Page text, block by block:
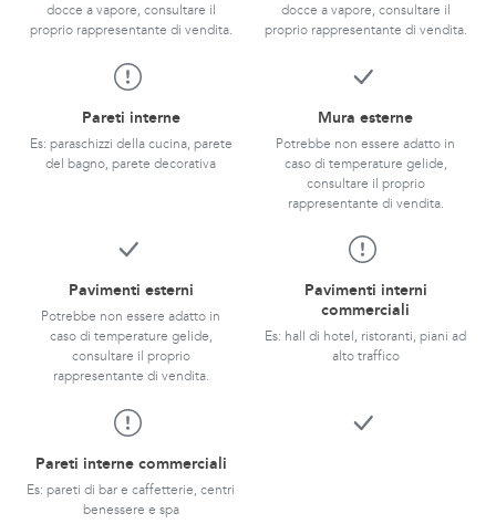
docce a vapore, consultare il
proprio rappresentante di vendita.
docce a vapore, consultare il
proprio rappresentante di vendita.
Pareti interne
Es: paraschizzi della cucina, parete
del bagno, parete decorativa
Mura esterne
Potrebbe non essere adatto in
caso di temperature gelide,
consultare il proprio
rappresentante di vendita.
Pavimenti esterni
Potrebbe non essere adatto in
caso di temperature gelide,
consultare il proprio
rappresentante di vendita.
Pavimenti interni
commerciali
Es: hall di hotel, ristoranti, piani ad
alto traffico
Pareti interne commerciali
Es: pareti di bar e caffetterie, centri
benessere e spa